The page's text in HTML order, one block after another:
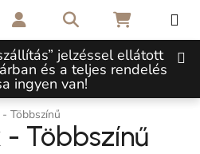
jelzéssel ellátott
és a teljes rendelés
ingyen van!
KeresésKOSÁR
Többszínű
- Többszínű